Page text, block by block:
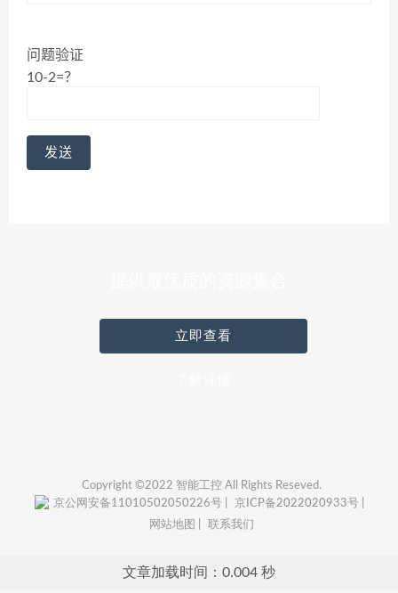
问题验证
10-2=？
立即查看
Copyright ©2022 智能工控 All Rights Reseved.
京公网安备11010502050226号 |
京ICP备2022020933号 |
网站地图 |
联系我们
文章加载时间：0.004 秒